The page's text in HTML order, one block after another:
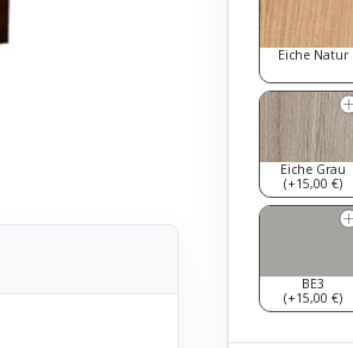
Eiche Natur
Eiche Grau
(+15,00 €)
BE3
(+15,00 €)